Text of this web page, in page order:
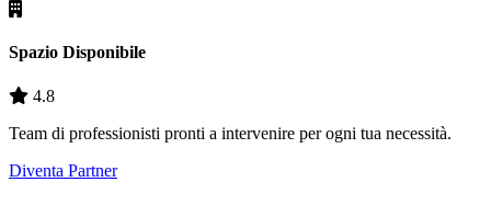
Spazio Disponibile
4.8
Team di professionisti pronti a intervenire per ogni tua necessità.
Diventa Partner